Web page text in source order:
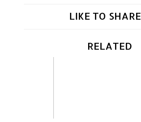
LIKE TO
RELATED